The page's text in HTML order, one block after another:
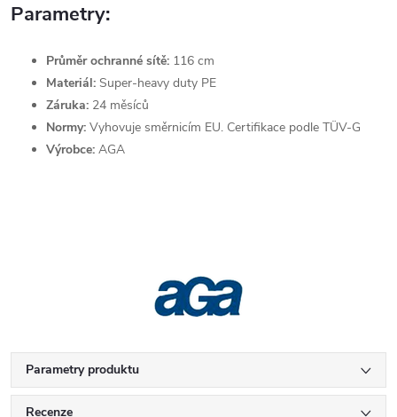
Parametry:
Průměr ochranné sítě: 116 cm
Materiál: Super-heavy duty PE
Záruka: 24 měsíců
Normy: Vyhovuje směrnicím EU. Certifikace podle TÜV-G
Výrobce: AGA
Parametry produktu
Recenze